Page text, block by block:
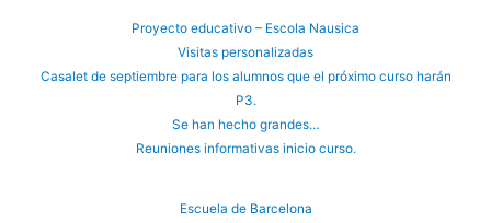
Proyecto educativo – Escola Nausica
Visitas personalizadas
Casalet de septiembre para los alumnos que el próximo curso harán
P3.
Se han hecho grandes…
Reuniones informativas inicio curso.
Escuela de Barcelona